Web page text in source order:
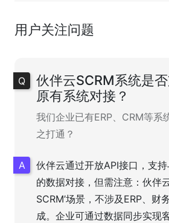
用户关注问题
伙伴云SCRM系统是
原有系统对接？
我们企业已有ERP、CRM等系
之打通？
伙伴云通过开放API接口，支
的数据对接，但需注意：伙伴
SCRM’场景，不涉及ERP、财
成。企业可通过数据同步实现